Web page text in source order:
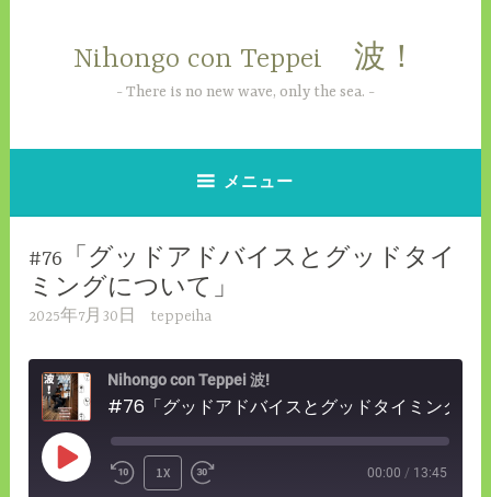
へ
Nihongo con Teppei 波！
There is no new wave, only the sea.
メニュー
#76「グッドアドバイスとグッドタイ
ミングについて」
2025年7月30日 teppeiha
Nihongo con Teppei 波!
PLAY
REWIND
1X
FAST
00:00 / 13:45